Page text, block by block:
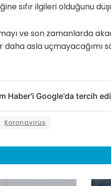
sıfır ilgileri olduğunu
ve son zamanlarda
daha asla
Haber'i Google'da tercih
Koronavirüs